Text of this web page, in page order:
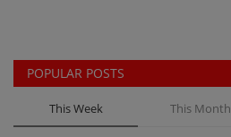
Crime
Politics
POPULAR POSTS
This Week This Month